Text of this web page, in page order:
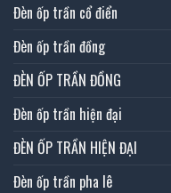
Đèn ốp trần cổ điển
Đèn ốp trần đồng
ĐÈN ỐP TRẦN ĐỒNG
Đèn ốp trần hiện đại
ĐÈN ỐP TRẦN HIỆN ĐẠI
Đèn ốp trần pha lê